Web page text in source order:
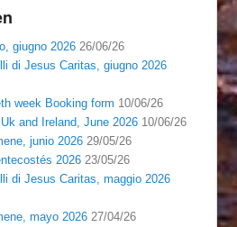
giugno 2026 26/06/26
di Jesus Caritas, giugno 2026
week Booking form 10/06/26
and Ireland, June 2026 10/06/26
junio 2026 29/05/26
2026 23/05/26
di Jesus Caritas, maggio 2026
mayo 2026 27/04/26